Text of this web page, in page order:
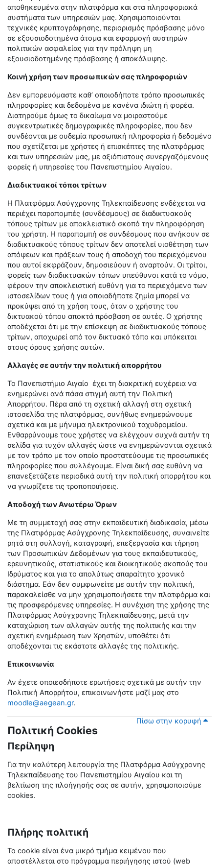
αποθηκευμένα στην πλατφόρμα και στα πληροφοριακά
συστήματα των υπηρεσιών μας. Χρησιμοποιούνται
τεχνικές κρυπτογράφησης, περιορισμός πρόσβασης μόνο
σε εξουσιοδοτημένα άτομα και εφαρμογή αυστηρών
πολιτικών ασφαλείας για την πρόληψη μη
εξουσιοδοτημένης πρόσβασης ή αποκάλυψης.
Κοινή χρήση των προσωπικών σας πληροφοριών
Δεν εμπορευόμαστε καθ’ οποιοδήποτε τρόπο προσωπικές
πληροφορίες και δεδομένα με κανένα ιδιώτη ή φορέα.
Διατηρούμε όμως το δικαίωμα να μοιραστούμε
συγκεντρωτικές δημογραφικές πληροφορίες, που δεν
συνδέονται με ουδεμία προσωπική πληροφορία ή δεδομένο
που σχετίζεται με χρήστες ή επισκέπτες της πλατφόρμας
και των υπηρεσιών μας, με αξιόπιστους συνεργαζόμενους
φορείς ή υπηρεσίες του Πανεπιστημίου Αιγαίου.
Διαδικτυακοί τόποι τρίτων
H Πλατφόρμα Ασύγχρονης Τηλεκπαίδευσης ενδέχεται να
περιέχει παραπομπές (συνδέσμους) σε διαδικτυακούς
τόπους τρίτων με αποκλειστικό σκοπό την πληροφόρηση
του χρήστη. Η παραπομπή σε συνδέσμους που ανήκουν σε
διαδικτυακούς τόπους τρίτων δεν αποτελεί υιοθέτηση των
απόψεων και πράξεων τους ή αποδοχή του περιεχόμενου
που αυτοί εκφράζουν, δημοσιεύουν ή αναρτούν. Οι τρίτοι,
φορείς των διαδικτυακών τόπων υπεύθυνοι κατά το νόμο,
φέρουν την αποκλειστική ευθύνη για το περιεχόμενο των
ιστοσελίδων τους ή για οποιαδήποτε ζημία μπορεί να
προκύψει από τη χρήση τους, όταν ο χρήστης του
δικτυακού τόπου αποκτά πρόσβαση σε αυτές. Ο χρήστης
αποδέχεται ότι με την επίσκεψη σε διαδικτυακούς τόπους
τρίτων, αποχωρεί από τον δικτυακό τόπο και υπόκειται
στους όρους χρήσης αυτών.
Αλλαγές σε αυτήν την πολιτική απορρήτου
Το Πανεπιστήμιο Αιγαίο έχει τη διακριτική ευχέρεια να
ενημερώνει ανά πάσα στιγμή αυτή την Πολιτική
Απορρήτου. Πέρα από τη σχετική αλλαγή στη σχετική
ιστοσελίδα της πλατφόρμας, συνήθως ενημερώνουμε
σχετικά και με μήνυμα ηλεκτρονικού ταχυδρομείου.
Ενθαρρύνουμε τους χρήστες να ελέγχουν συχνά αυτήν τη
σελίδα για τυχόν αλλαγές ώστε να ενημερώνονται σχετικά
με τον τρόπο με τον οποίο προστατεύουμε τις προσωπικές
πληροφορίες που συλλέγουμε. Είναι δική σας ευθύνη να
επανεξετάζετε περιοδικά αυτή την πολιτική απορρήτου και
να γνωρίζετε τις τροποποιήσεις.
Αποδοχή των Ανωτέρω Όρων
Με τη συμμετοχή σας στην εκπαιδευτική διαδικασία, μέσω
της Πλατφόρμας Ασύγχρονης Τηλεκπαίδευσης, συναινείτε
ρητά στη συλλογή, καταγραφή, επεξεργασία και τήρηση
των Προσωπικών Δεδομένων για τους εκπαιδευτικούς,
ερευνητικούς, στατιστικούς και διοικητικούς σκοπούς του
Ιδρύματος και για το απολύτως απαραίτητο χρονικό
διάστημα. Εάν δεν συμφωνείτε με αυτήν την πολιτική,
παρακαλείσθε να μην χρησιμοποιήσετε την πλατφόρμα και
τις προσφερόμενες υπηρεσίες. Η συνέχιση της χρήσης της
Πλατφόρμας Ασύγχρονης Τηλεκπαίδευσης, μετά την
καταχώριση των αλλαγών αυτής της πολιτικής και την
σχετική ενημέρωση των Χρηστών, υποθέτει ότι
αποδέχονται τις εκάστοτε αλλαγές της πολιτικής.
Επικοινωνία
Αν έχετε οποιεσδήποτε ερωτήσεις σχετικά με αυτήν την
Πολιτική Απορρήτου, επικοινωνήστε μαζί μας στο
moodle@aegean.gr.
Πίσω στην κορυφή
Πολιτική Cookies
Περίληψη
Για την καλύτερη λειτουργία της Πλατφόρμα Ασύγχρονης
Τηλεκπαίδευσης του Πανεπιστημίου Αιγαίου και τη
βελτίωση της πλοήγησής σας σε αυτήν, χρησιμοποιούμε
cookies.
Πλήρης πολιτική
Το cookie είναι ένα μικρό τμήμα κειμένου που
αποστέλλεται στο πρόγραμμα περιήγησης ιστού (web